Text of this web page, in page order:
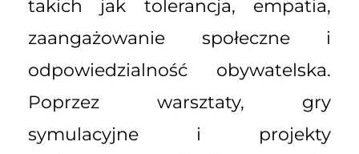
takich jak tolerancja, empatia,
zaangażowanie społeczne i
odpowiedzialność obywatelska.
Poprzez warsztaty, gry
symulacyjne i projekty